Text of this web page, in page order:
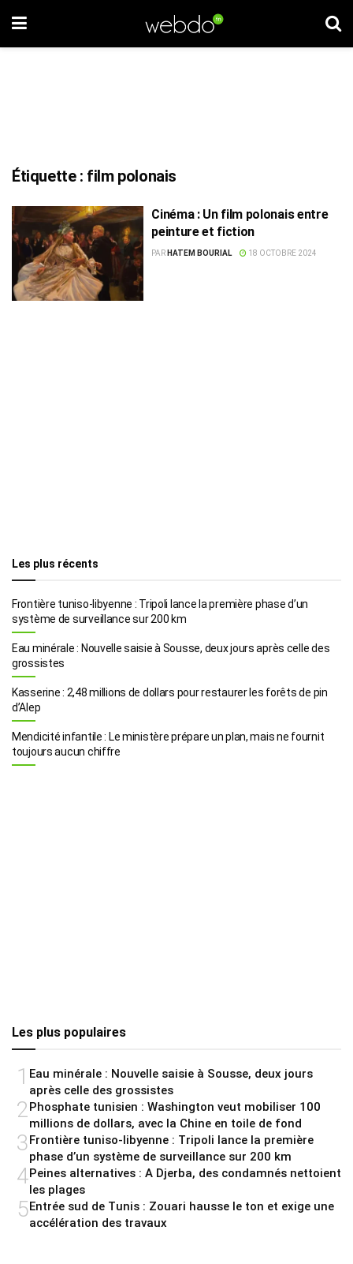
Étiquette : film polonais
Cinéma : Un film polonais entre
peinture et fiction
PAR HATEM BOURIAL 18 OCTOBRE 2024
Les plus récents
Frontière tuniso-libyenne : Tripoli lance la première phase d’un
système de surveillance sur 200 km
Eau minérale : Nouvelle saisie à Sousse, deux jours après celle des
grossistes
Kasserine : 2,48 millions de dollars pour restaurer les forêts de pin
d’Alep
Mendicité infantile : Le ministère prépare un plan, mais ne fournit
toujours aucun chiffre
Les plus populaires
1 Eau minérale : Nouvelle saisie à Sousse, deux jours
après celle des grossistes
2 Phosphate tunisien : Washington veut mobiliser 100
millions de dollars, avec la Chine en toile de fond
3Frontière tuniso-libyenne : Tripoli lance la première
phase d’un système de surveillance sur 200 km
4Peines alternatives : A Djerba, des condamnés nettoient
les plages
5Entrée sud de Tunis : Zouari hausse le ton et exige une
accélération des travaux